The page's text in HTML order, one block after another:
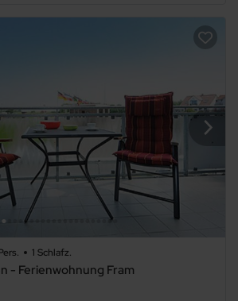
1 Schlafz.
- Ferienwohnung Fram